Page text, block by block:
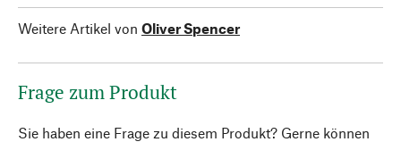
Weitere Artikel von Oliver Spencer
Frage zum Produkt
Sie haben eine Frage zu diesem Produkt? Gerne können